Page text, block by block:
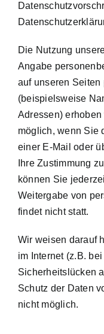
Die Nutzung
Angabe
auf unseren Seiten
(beispielsweise
Adressen)
möglich, wenn Sie
einer E-Mail oder
Ihre Zustimmung
können Sie
Weitergabe von
findet nicht statt.
Wir weisen darauf
im Internet (z.B.
Sicherheitslücken
Schutz der Daten
nicht möglich.